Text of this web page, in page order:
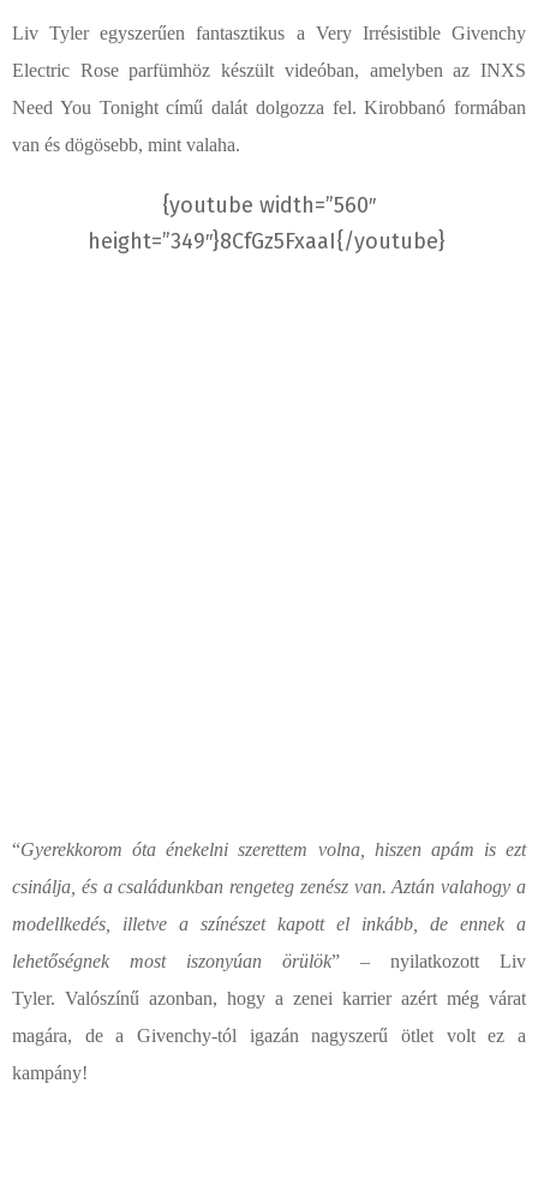
Liv Tyler egyszerűen fantasztikus a Very Irrésistible Givenchy
Electric Rose parfümhöz készült videóban, amelyben az INXS
Need You Tonight című dalát dolgozza fel. Kirobbanó formában
van és dögösebb, mint valaha.
{youtube width=”560″
height=”349″}8CfGz5FxaaI{/youtube}
“Gyerekkorom óta énekelni szerettem volna, hiszen apám is ezt
csinálja, és a családunkban rengeteg zenész van. Aztán valahogy a
modellkedés, illetve a színészet kapott el inkább, de ennek a
lehetőségnek most iszonyúan örülök” – nyilatkozott Liv
Tyler. Valószínű azonban, hogy a zenei karrier azért még várat
magára, de a Givenchy-tól igazán nagyszerű ötlet volt ez a
kampány!